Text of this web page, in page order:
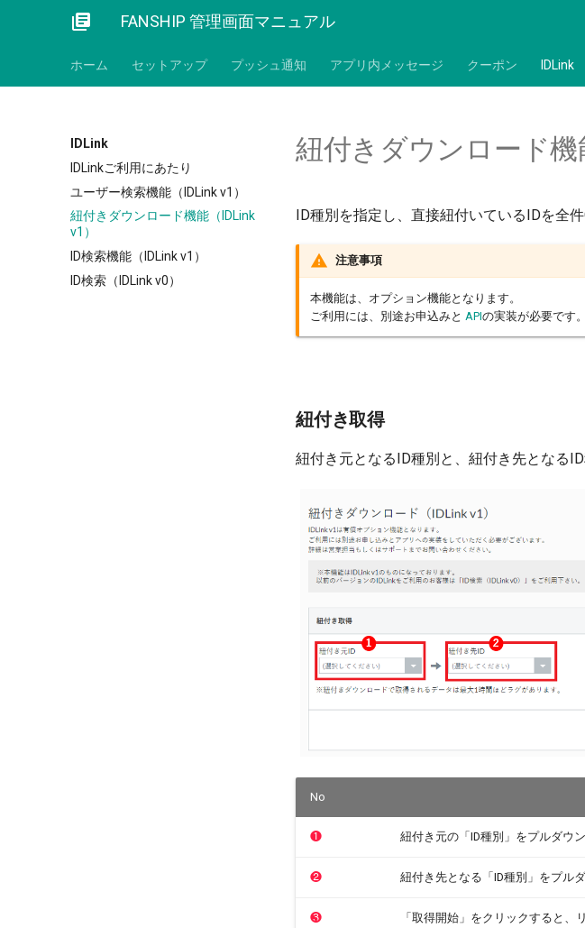
library_books FANSHIP 管理画面マニュアル
ホーム セットアップ プッシュ通知 アプリ内メッセージ クーポン IDLink
IDLink
IDLinkご利用にあたり
ユーザー検索機能（IDLink v1）
紐付きダウンロード機能（IDLink
v1）
ID検索機能（IDLink v1）
ID検索（IDLink v0）
紐付きダウンロード機
ID種別を指定し、直接紐付いているIDを全
注意事項
本機能は、オプション機能となります。
ご利用には、別途お申込みと APIの実装が必要です。
紐付き取得
紐付き元となるID種別と、紐付き先となるID
No
❶ 紐付き元の「ID種別」をプルダウン
❷ 紐付き先となる「ID種別」をプル
❸
「取得開始」をクリックすると